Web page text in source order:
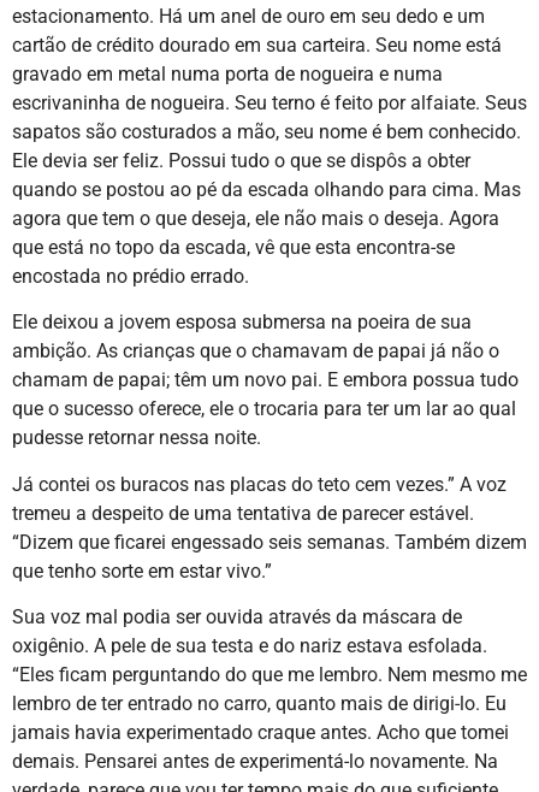
estacionamento. Há um anel de ouro em seu dedo e um
cartão de crédito dourado em sua carteira. Seu nome está
gravado em metal numa porta de nogueira e numa
escrivaninha de nogueira. Seu terno é feito por alfaiate. Seus
sapatos são costurados a mão, seu nome é bem conhecido.
Ele devia ser feliz. Possui tudo o que se dispôs a obter
quando se postou ao pé da escada olhando para cima. Mas
agora que tem o que deseja, ele não mais o deseja. Agora
que está no topo da escada, vê que esta encontra-se
encostada no prédio errado.
Ele deixou a jovem esposa submersa na poeira de sua
ambição. As crianças que o chamavam de papai já não o
chamam de papai; têm um novo pai. E embora possua tudo
que o sucesso oferece, ele o trocaria para ter um lar ao qual
pudesse retornar nessa noite.
Já contei os buracos nas placas do teto cem vezes.” A voz
tremeu a despeito de uma tentativa de parecer estável.
“Dizem que ficarei engessado seis semanas. Também dizem
que tenho sorte em estar vivo.”
Sua voz mal podia ser ouvida através da máscara de
oxigênio. A pele de sua testa e do nariz estava esfolada.
“Eles ficam perguntando do que me lembro. Nem mesmo me
lembro de ter entrado no carro, quanto mais de dirigi-lo. Eu
jamais havia experimentado craque antes. Acho que tomei
demais. Pensarei antes de experimentá-lo novamente. Na